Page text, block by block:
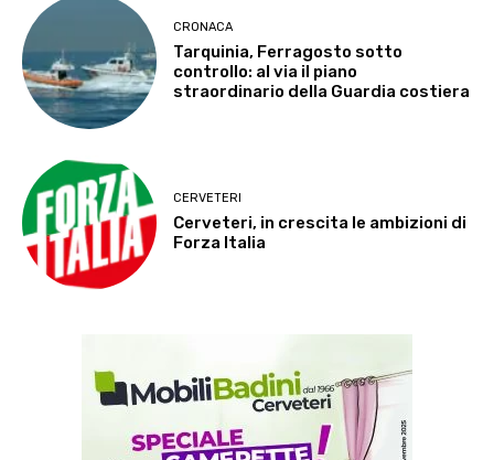
CRONACA
Tarquinia, Ferragosto sotto
controllo: al via il piano
straordinario della Guardia costiera
CERVETERI
Cerveteri, in crescita le ambizioni di
Forza Italia